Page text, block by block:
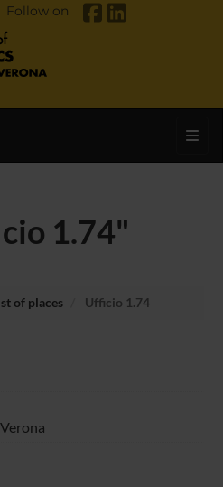
Follow on
1.74"
of places Ufficio 1.74